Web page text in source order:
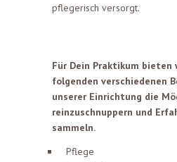
pflegerisch versorgt.
Für Dein Praktikum bieten
folgenden verschiedenen
unserer Einrichtung die
reinzuschnuppern und
sammeln.
Pflege